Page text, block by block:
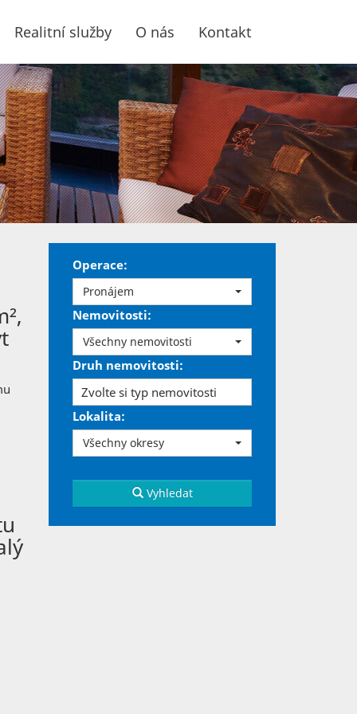
Realitní služby O nás Kontakt
Operace:
Pronájem
Nemovitosti:
Všechny nemovitosti
Druh nemovitosti:
Zvolte si typ nemovitosti
Lokalita:
Všechny okresy
Vyhledat